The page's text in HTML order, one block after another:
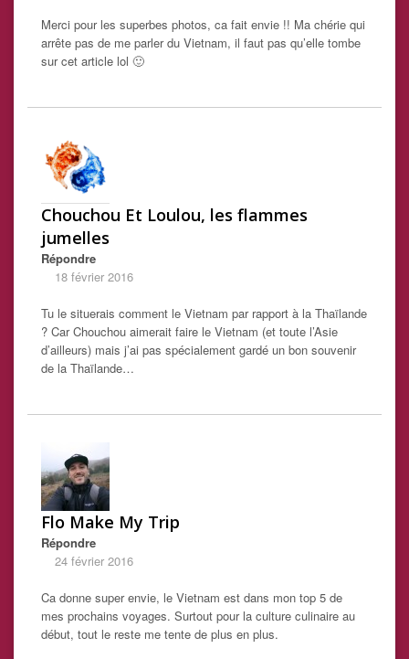
Merci pour les superbes photos, ca fait envie !! Ma chérie qui
arrête pas de me parler du Vietnam, il faut pas qu’elle tombe
sur cet article lol 🙂
Chouchou Et Loulou, les flammes
jumelles
Répondre
18 février 2016
Tu le situerais comment le Vietnam par rapport à la Thaïlande
? Car Chouchou aimerait faire le Vietnam (et toute l’Asie
d’ailleurs) mais j’ai pas spécialement gardé un bon souvenir
de la Thaïlande…
Flo Make My Trip
Répondre
24 février 2016
Ca donne super envie, le Vietnam est dans mon top 5 de
mes prochains voyages. Surtout pour la culture culinaire au
début, tout le reste me tente de plus en plus.